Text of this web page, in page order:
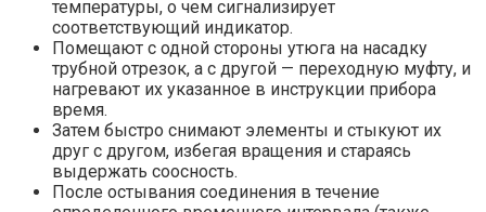
температуры, о чем сигнализирует
соответствующий индикатор.
Помещают с одной стороны утюга на насадку
трубной отрезок, а с другой — переходную муфту, и
нагревают их указанное в инструкции прибора
время.
Затем быстро снимают элементы и стыкуют их
друг с другом, избегая вращения и стараясь
выдержать соосность.
После остывания соединения в течение